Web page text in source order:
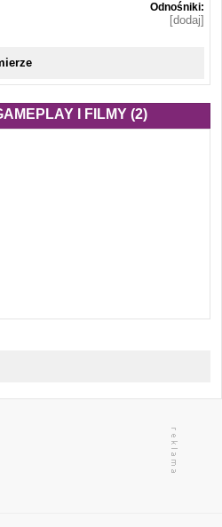
Odnośniki:
[dodaj]
I FILMY (2)